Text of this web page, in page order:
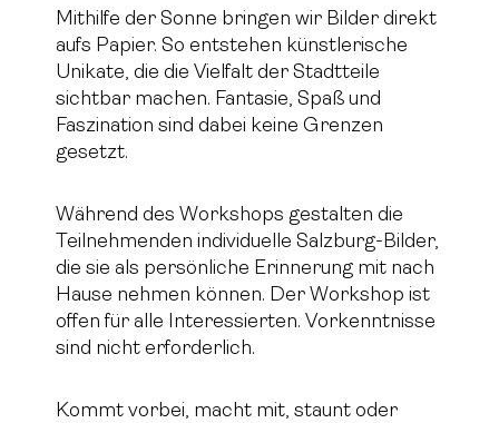
Mithilfe der Sonne bringen wir Bilder direkt
aufs Papier. So entstehen künstlerische
Unikate, die die Vielfalt der Stadtteile
sichtbar machen. Fantasie, Spaß und
Faszination sind dabei keine Grenzen
gesetzt.
Während des Workshops gestalten die
Teilnehmenden individuelle Salzburg-Bilder,
die sie als persönliche Erinnerung mit nach
Hause nehmen können. Der Workshop ist
offen für alle Interessierten. Vorkenntnisse
sind nicht erforderlich.
Kommt vorbei, macht mit, staunt oder